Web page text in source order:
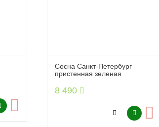
Сосна Санкт-Петербург
пристенная зеленая
8 490